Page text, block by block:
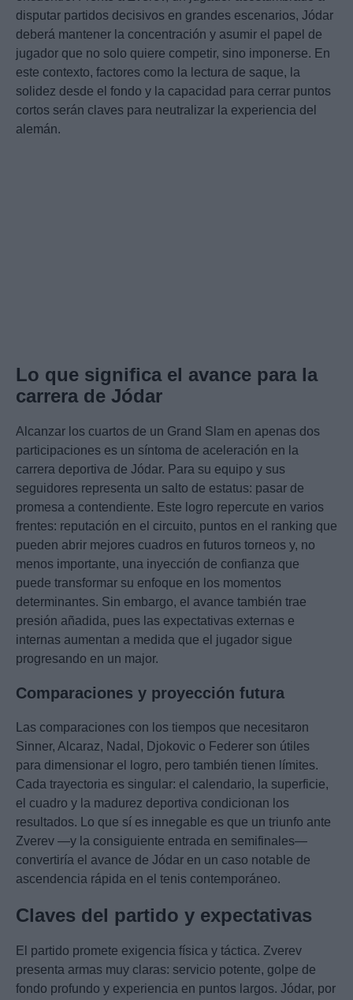
disputar partidos decisivos en grandes escenarios, Jódar
deberá mantener la concentración y asumir el papel de
jugador que no solo quiere competir, sino imponerse. En
este contexto, factores como la lectura de saque, la
solidez desde el fondo y la capacidad para cerrar puntos
cortos serán claves para neutralizar la experiencia del
alemán.
Lo que significa el avance para la
carrera de Jódar
Alcanzar los cuartos de un Grand Slam en apenas dos
participaciones es un síntoma de aceleración en la
carrera deportiva de Jódar. Para su equipo y sus
seguidores representa un salto de estatus: pasar de
promesa a contendiente. Este logro repercute en varios
frentes: reputación en el circuito, puntos en el ranking que
pueden abrir mejores cuadros en futuros torneos y, no
menos importante, una inyección de confianza que
puede transformar su enfoque en los momentos
determinantes. Sin embargo, el avance también trae
presión añadida, pues las expectativas externas e
internas aumentan a medida que el jugador sigue
progresando en un major.
Comparaciones y proyección futura
Las comparaciones con los tiempos que necesitaron
Sinner, Alcaraz, Nadal, Djokovic o Federer son útiles
para dimensionar el logro, pero también tienen límites.
Cada trayectoria es singular: el calendario, la superficie,
el cuadro y la madurez deportiva condicionan los
resultados. Lo que sí es innegable es que un triunfo ante
Zverev —y la consiguiente entrada en semifinales—
convertiría el avance de Jódar en un caso notable de
ascendencia rápida en el tenis contemporáneo.
Claves del partido y expectativas
El partido promete exigencia física y táctica. Zverev
presenta armas muy claras: servicio potente, golpe de
fondo profundo y experiencia en puntos largos. Jódar, por